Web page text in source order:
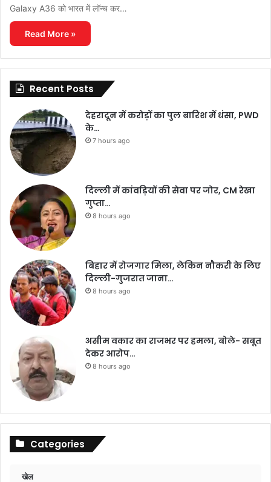
Galaxy A36 को भारत में लॉन्च कर…
Read More »
Recent Posts
देहरादून में करोड़ों का पुल बारिश में धंसा, PWD
के…
7 hours ago
दिल्ली में कांवड़ियों की सेवा पर जोर, CM रेखा
गुप्ता…
8 hours ago
बिहार में रोजगार मिला, लेकिन नौकरी के लिए
दिल्ली-गुजरात जाना…
8 hours ago
असीम वकार का राजभर पर हमला, बोले- सबूत
देकर आरोप…
8 hours ago
Categories
खेल